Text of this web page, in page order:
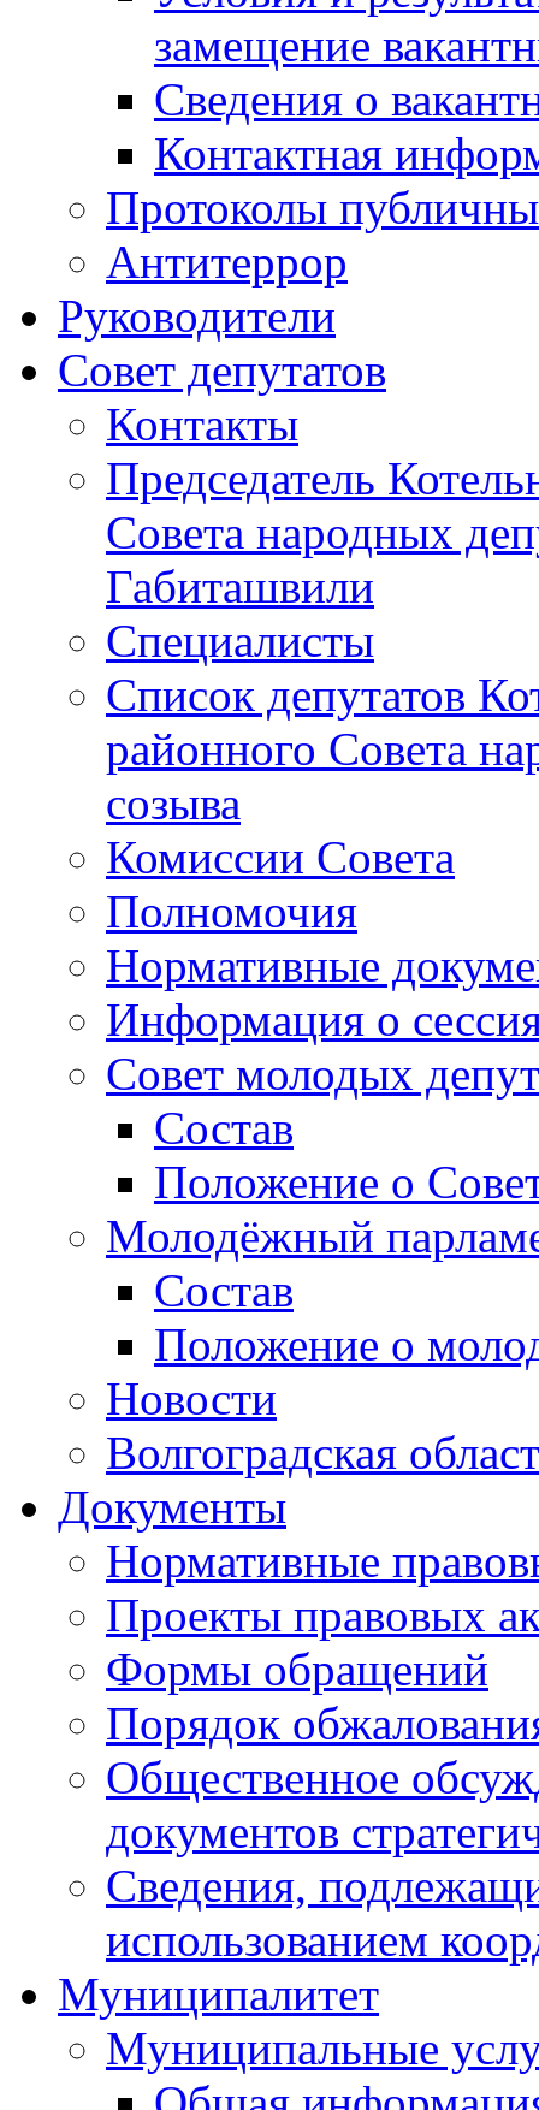
замещение
Сведения о
Контактная
Протоколы
Антитеррор
Руководители
Совет депутатов
Контакты
Председатель
Совета народных
Габиташвили
Специалисты
Список депутатов
районного Совета
созыва
Комиссии Совета
Полномочия
Нормативные
Информация о
Совет молодых
Состав
Положение о
Молодёжный
Состав
Положение о
Новости
Волгоградская
Документы
Нормативные
Проекты правовых
Формы обращений
Порядок
Общественное
документов
Сведения,
использованием
Муниципалитет
Муниципальные